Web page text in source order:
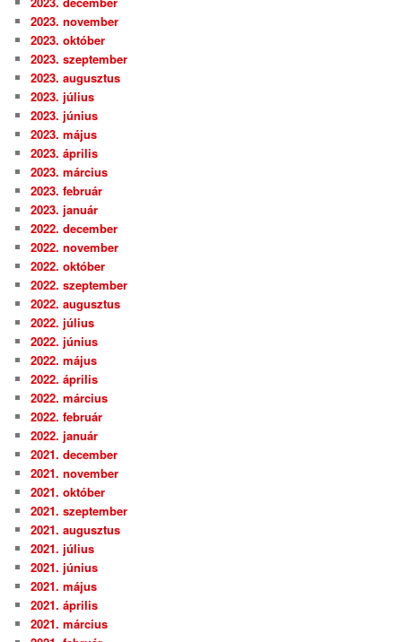
2023. november
2023. október
2023. szeptember
2023. augusztus
2023. július
2023. június
2023. május
2023. április
2023. március
2023. február
2023. január
2022. december
2022. november
2022. október
2022. szeptember
2022. augusztus
2022. július
2022. június
2022. május
2022. április
2022. március
2022. február
2022. január
2021. december
2021. november
2021. október
2021. szeptember
2021. augusztus
2021. július
2021. június
2021. május
2021. április
2021. március